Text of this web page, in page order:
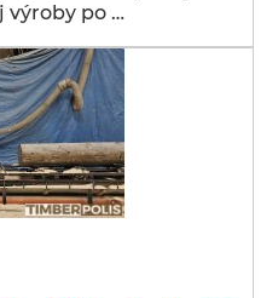
výroby po …